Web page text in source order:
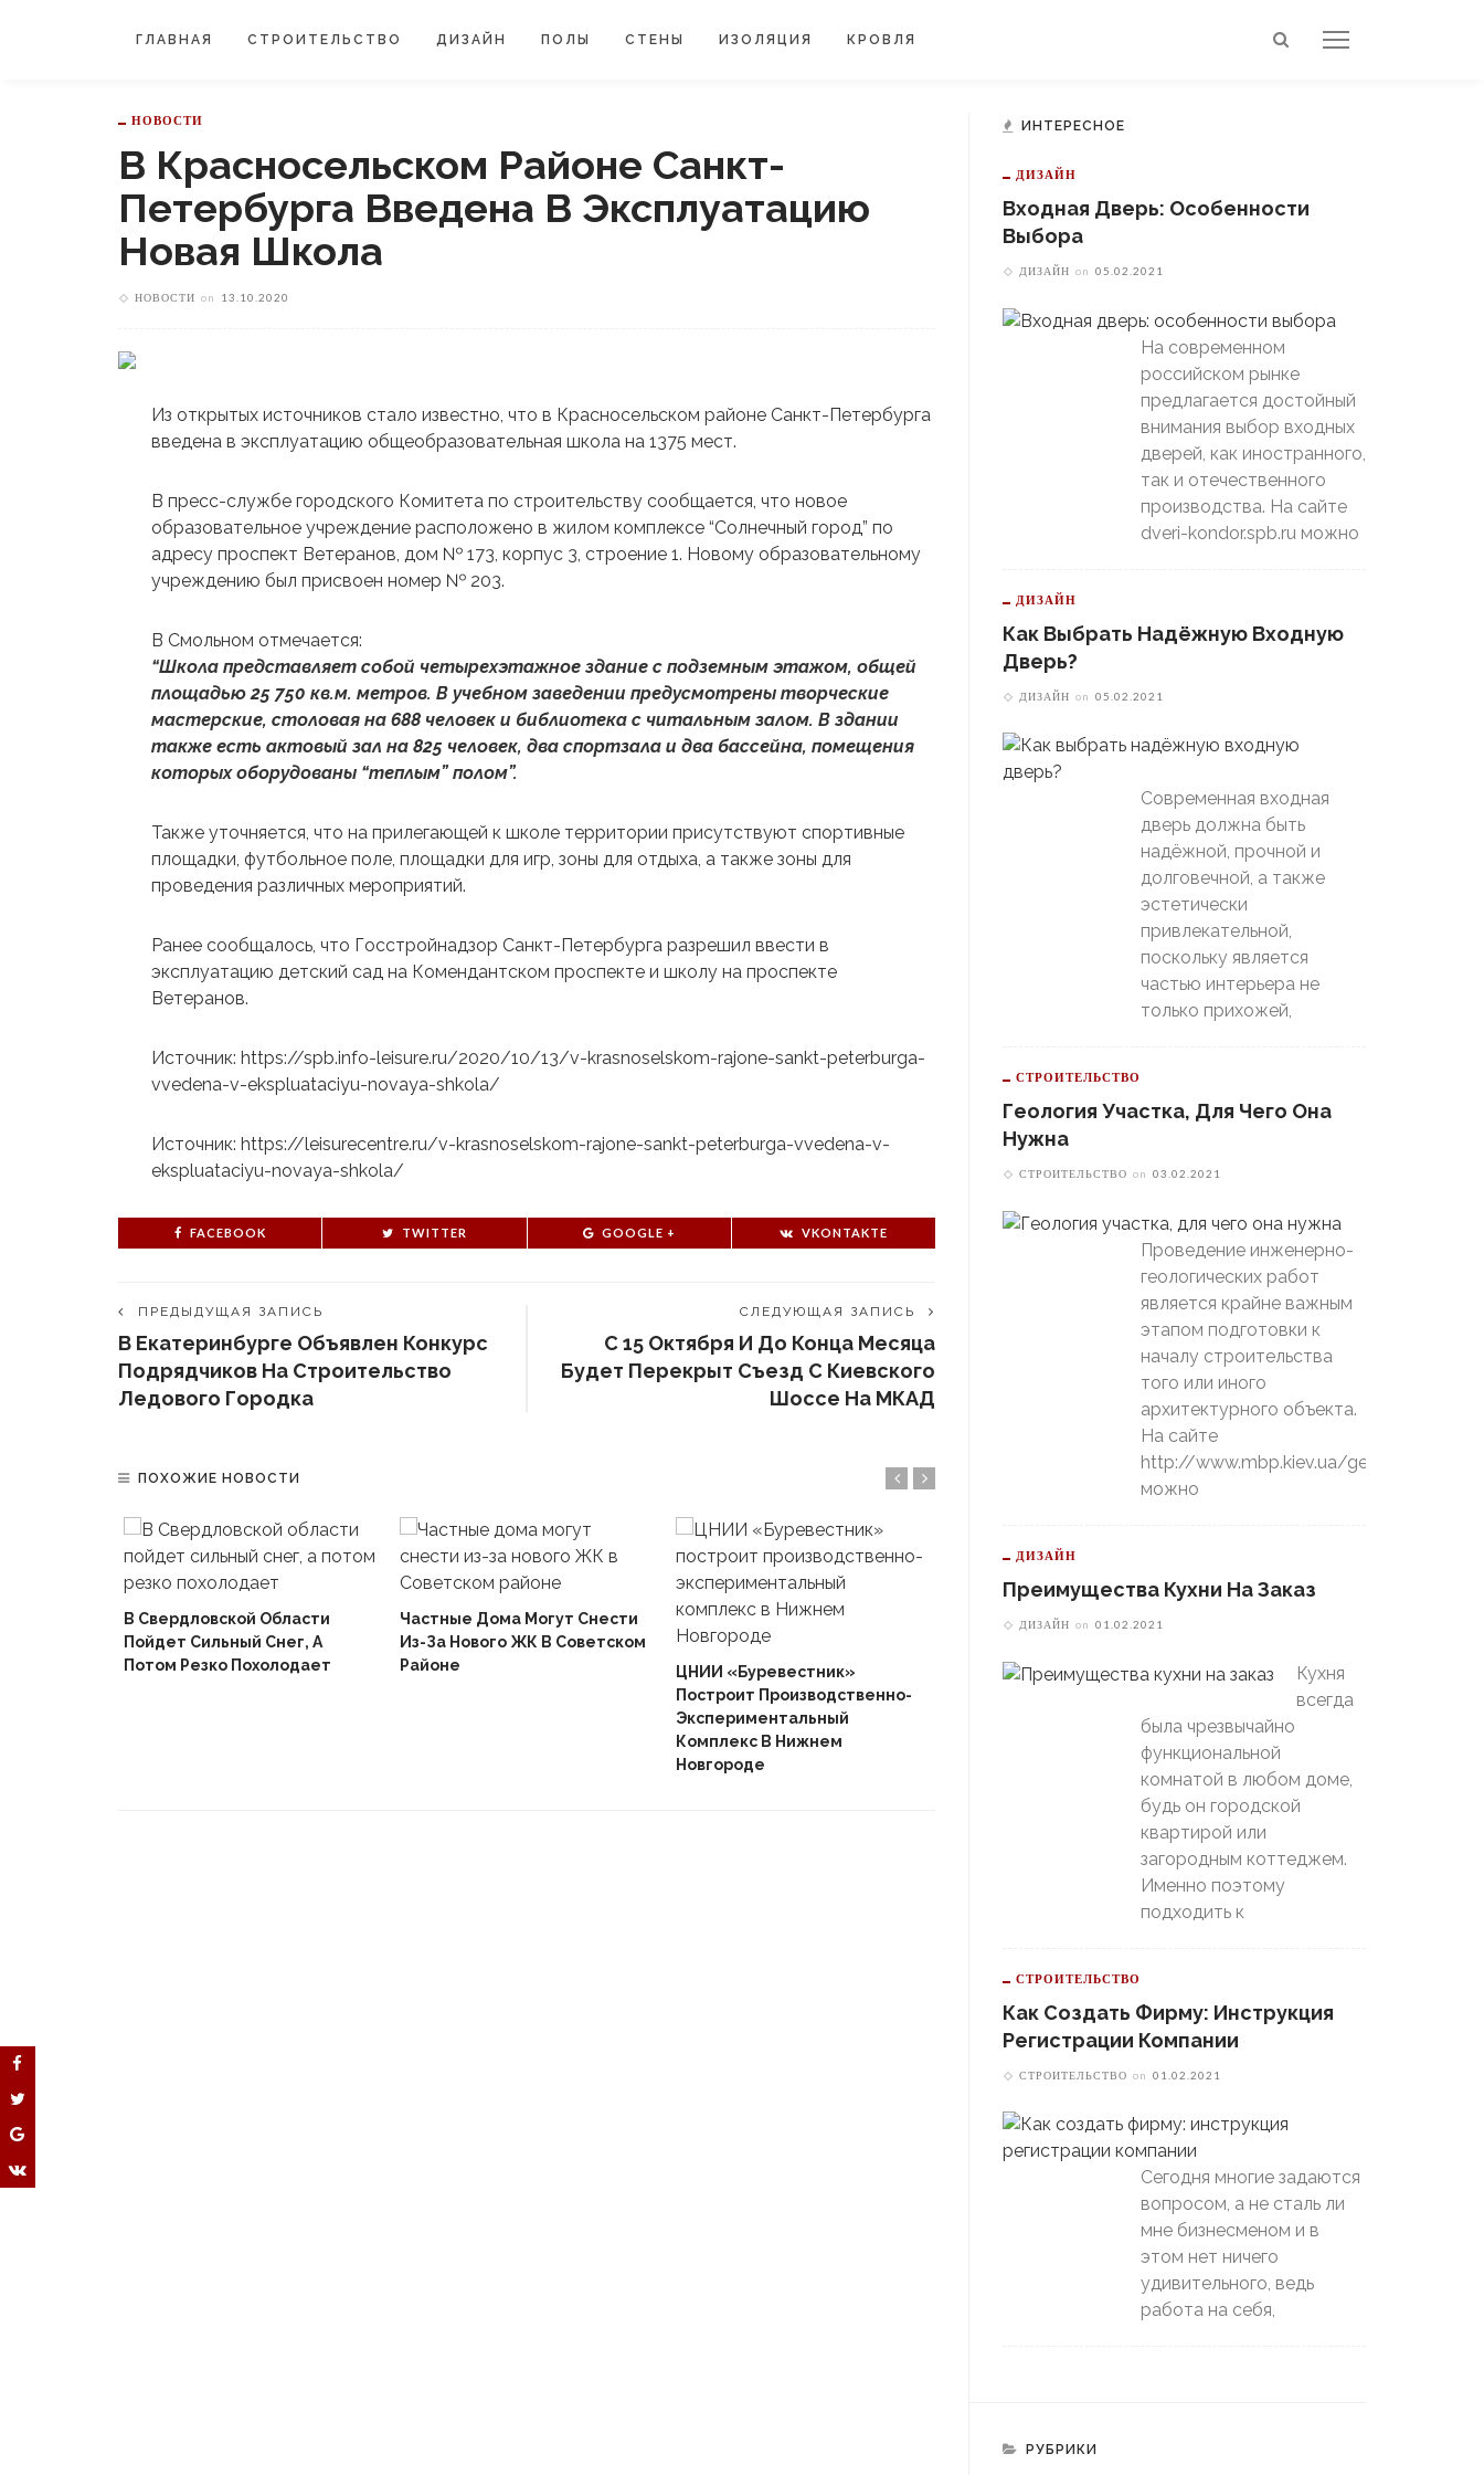
ГЛАВНАЯ СТРОИТЕЛЬСТВО ДИЗАЙН ПОЛЫ СТЕНЫ ИЗОЛЯЦИЯ КРОВЛЯ
НОВОСТИ
В Красносельском Районе Санкт-
Петербурга Введена В Эксплуатацию
Новая Школа
НОВОСТИ on 13.10.2020
Из открытых источников стало известно, что в Красносельском районе Санкт-Петербурга
введена в эксплуатацию общеобразовательная школа на 1375 мест.
В пресс-службе городского Комитета по строительству сообщается, что новое
образовательное учреждение расположено в жилом комплексе “Солнечный город” по
адресу проспект Ветеранов, дом № 173, корпус 3, строение 1. Новому образовательному
учреждению был присвоен номер № 203.
В Смольном отмечается:
“Школа представляет собой четырехэтажное здание с подземным этажом, общей
площадью 25 750 кв.м. метров. В учебном заведении предусмотрены творческие
мастерские, столовая на 688 человек и библиотека с читальным залом. В здании
также есть актовый зал на 825 человек, два спортзала и два бассейна, помещения
которых оборудованы “теплым” полом”.
Также уточняется, что на прилегающей к школе территории присутствуют спортивные
площадки, футбольное поле, площадки для игр, зоны для отдыха, а также зоны для
проведения различных мероприятий.
Ранее сообщалось, что Госстройнадзор Санкт-Петербурга разрешил ввести в
эксплуатацию детский сад на Комендантском проспекте и школу на проспекте
Ветеранов.
Источник: https://spb.info-leisure.ru/2020/10/13/v-krasnoselskom-rajone-sankt-peterburga-
vvedena-v-ekspluataciyu-novaya-shkola/
Источник: https://leisurecentre.ru/v-krasnoselskom-rajone-sankt-peterburga-vvedena-v-
ekspluataciyu-novaya-shkola/
FACEBOOK TWITTER GOOGLE + VKONTAKTE
ПРЕДЫДУЩАЯ ЗАПИСЬ
В Екатеринбурге Объявлен Конкурс
Подрядчиков На Строительство
Ледового Городка
СЛЕДУЮЩАЯ ЗАПИСЬ
С 15 Октября И До Конца Месяца
Будет Перекрыт Съезд С Киевского
Шоссе На МКАД
ПОХОЖИЕ НОВОСТИ
В Свердловской Области
Пойдет Сильный Снег, А
Потом Резко Похолодает
Частные Дома Могут Снести
Из-За Нового ЖК В Советском
Районе
ЦНИИ «Буревестник»
Построит Производственно-
Экспериментальный
Комплекс В Нижнем
Новгороде
«Автомобилист» Вышел В
Потом Резко Похолодает
ИНТЕРЕСНОЕ
ДИЗАЙН
Входная Дверь: Особенности
Выбора
ДИЗАЙН on 05.02.2021
На современном
российском рынке
предлагается достойный
внимания выбор входных
дверей, как иностранного,
так и отечественного
производства. На сайте
dveri-kondor.spb.ru можно
ДИЗАЙН
Как Выбрать Надёжную Входную
Дверь?
ДИЗАЙН on 05.02.2021
Современная входная
дверь должна быть
надёжной, прочной и
долговечной, а также
эстетически
привлекательной,
поскольку является
частью интерьера не
только прихожей,
СТРОИТЕЛЬСТВО
Геология Участка, Для Чего Она
Нужна
СТРОИТЕЛЬСТВО on 03.02.2021
Проведение инженерно-
геологических работ
является крайне важным
этапом подготовки к
началу строительства
того или иного
архитектурного объекта.
На сайте
http://www.mbp.kiev.ua/geology
можно
ДИЗАЙН
Преимущества Кухни На Заказ
ДИЗАЙН on 01.02.2021
Кухня
всегда
была чрезвычайно
функциональной
комнатой в любом доме,
будь он городской
квартирой или
загородным коттеджем.
Именно поэтому
подходить к
СТРОИТЕЛЬСТВО
Как Создать Фирму: Инструкция
Регистрации Компании
СТРОИТЕЛЬСТВО on 01.02.2021
Сегодня многие задаются
вопросом, а не сталь ли
мне бизнесменом и в
этом нет ничего
удивительного, ведь
работа на себя,
РУБРИКИ